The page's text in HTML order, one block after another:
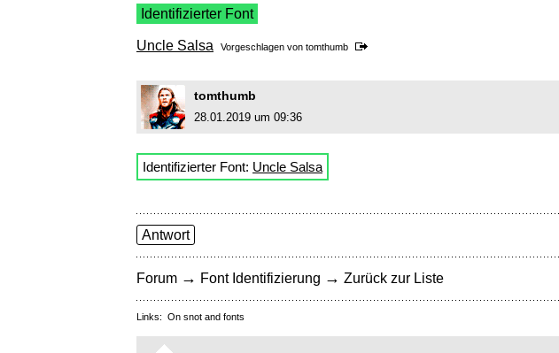
Identifizierter Font
Uncle Salsa Vorgeschlagen von tomthumb
tomthumb
28.01.2019 um 09:36
Identifizierter Font: Uncle Salsa
Antwort
Forum → Font Identifizierung → Zurück zur Liste
Links: On snot and fonts